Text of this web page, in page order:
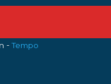
-Tempo